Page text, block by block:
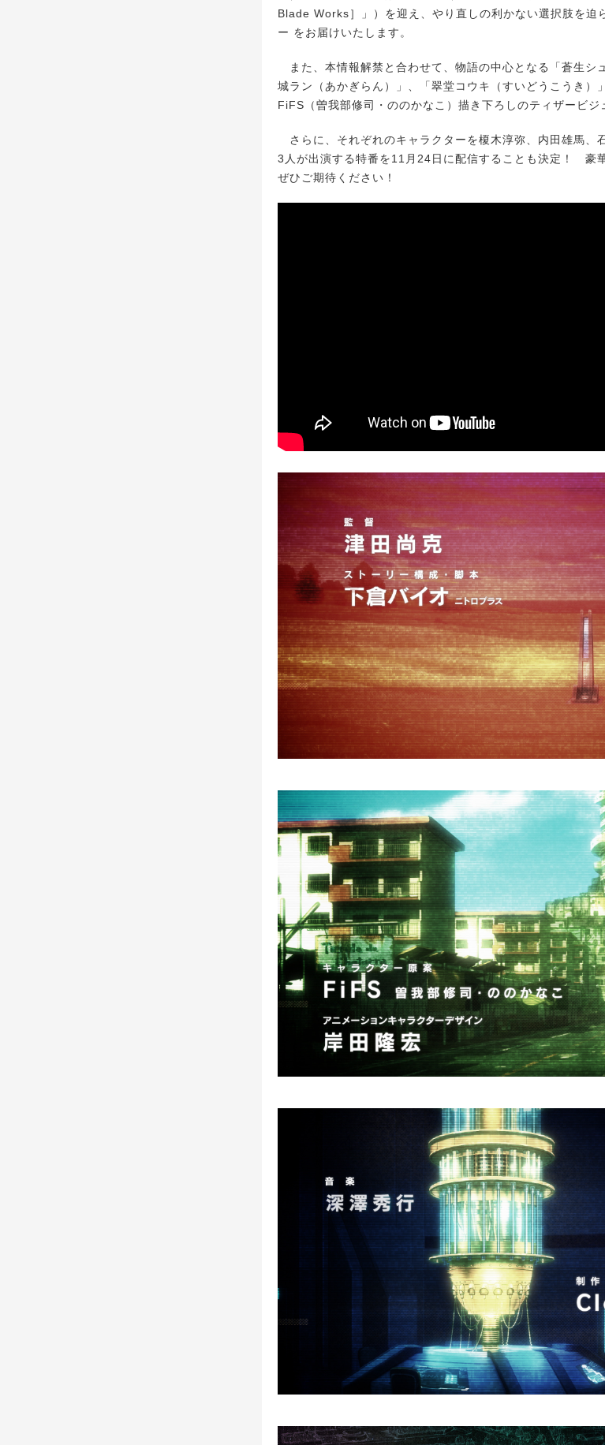
Blade Works］」）を迎え、やり直しの利かない選択肢を迫
ー をお届けいたします。
また、本情報解禁と合わせて、物語の中心となる「蒼生シ
城ラン（あかぎらん）」、「翠堂コウキ（すいどうこうき）
FiFS（曽我部修司・ののかなこ）描き下ろしのティザービジ
さらに、それぞれのキャラクターを榎木淳弥、内田雄馬、
3人が出演する特番を11月24日に配信することも決定！ 豪
ぜひご期待ください！